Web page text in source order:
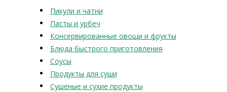
Пикули и чатни
Пасты и урбеч
Консервированные овощи и фрукты
Блюда быстрого приготовления
Соусы
Продукты для суши
Сушеные и сухие продукты